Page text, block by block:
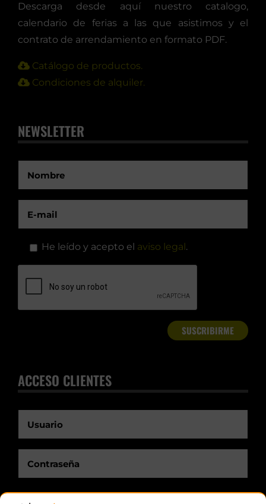
Descarga desde aquí nuestro catalogo,
calendario de ferias a las que asistimos y el
contrato de arrendamiento en formato PDF.
Catálogo de productos.
Condiciones de alquiler.
NEWSLETTER
He leído y acepto el aviso legal .
ACCESO CLIENTES
Recuérdame.